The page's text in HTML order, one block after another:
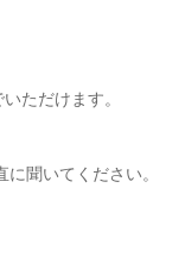
ただけます。
聞いてください。